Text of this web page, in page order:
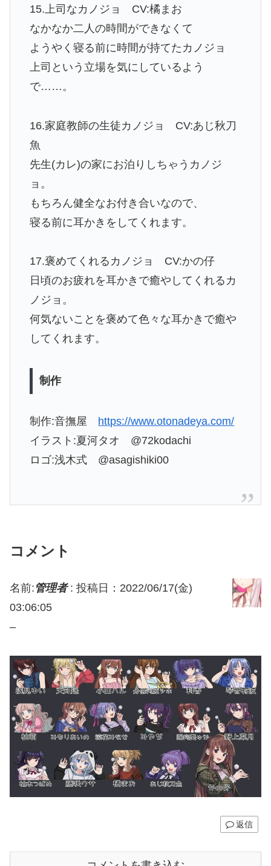
15.上司なカノジョ CV:橘まお
なかなか二人の時間ができなくて
ようやく寝る前に時間が持てたカノジョ
上司という立場を気にしているよう
で……。
16.家庭教師の生徒カノジョ CV:あじ秋刀
魚
先生(カレ)の家にお泊りしちゃうカノジ
ョ。
もちろん健全なお付き合いなので、
寝る前に耳かきをしてくれます。
17.褒めてくれるカノジョ CV:かの仔
日頃のお疲れを耳かきで癒やしてくれるカ
ノジョ。
何気ないことを褒めて色々な耳かきで癒や
してくれます。
制作
制作:音撫屋 https://www.otonadeya.com/
イラスト:夏河タオ @72kodachi
ロゴ:浅木式 @asagishiki00
コメント
名前: 管理者: 投稿日：2022/06/17(金)
03:06:05
–
返信